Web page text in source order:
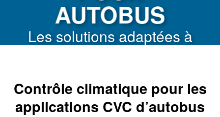
AUTOBUS
Les solutions adaptées à
votre entreprise
Contrôle climatique pour les
applications CVC d’autobus